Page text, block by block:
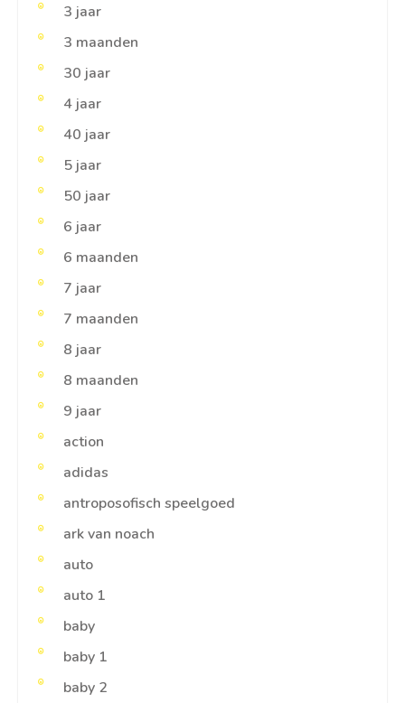
3 jaar
3 maanden
30 jaar
4 jaar
40 jaar
5 jaar
50 jaar
6 jaar
6 maanden
7 jaar
7 maanden
8 jaar
8 maanden
9 jaar
action
adidas
antroposofisch speelgoed
ark van noach
auto
auto 1
baby
baby 1
baby 2